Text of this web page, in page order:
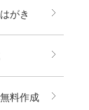
がき
料作成